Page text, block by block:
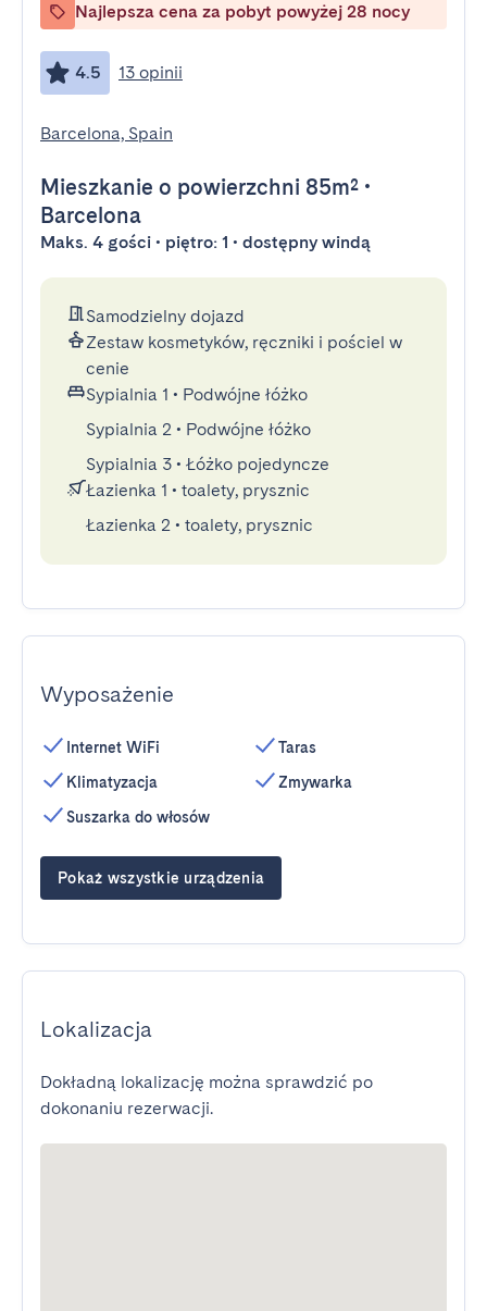
Najlepsza cena za pobyt powyżej 28 nocy
4.5 13 opinii
Barcelona, Spain
Mieszkanie o powierzchni 85m² •
Barcelona
Maks. 4 gości • piętro: 1 • dostępny windą
Samodzielny dojazd
Zestaw kosmetyków, ręczniki i pościel w
cenie
Sypialnia 1 • Podwójne łóżko
Sypialnia 2 • Podwójne łóżko
Sypialnia 3 • Łóżko pojedyncze
Łazienka 1 • toalety, prysznic
Łazienka 2 • toalety, prysznic
Wyposażenie
Internet WiFi
Klimatyzacja
Suszarka do włosów
Taras
Zmywarka
Pokaż wszystkie urządzenia
Lokalizacja
Dokładną lokalizację można sprawdzić po
dokonaniu rezerwacji.